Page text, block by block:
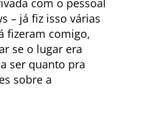
com o pessoal
– já fiz isso várias
fizeram comigo,
se o lugar era
ser quanto pra
sobre a